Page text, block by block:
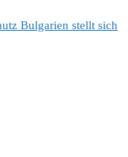
Bulgarien stellt sich